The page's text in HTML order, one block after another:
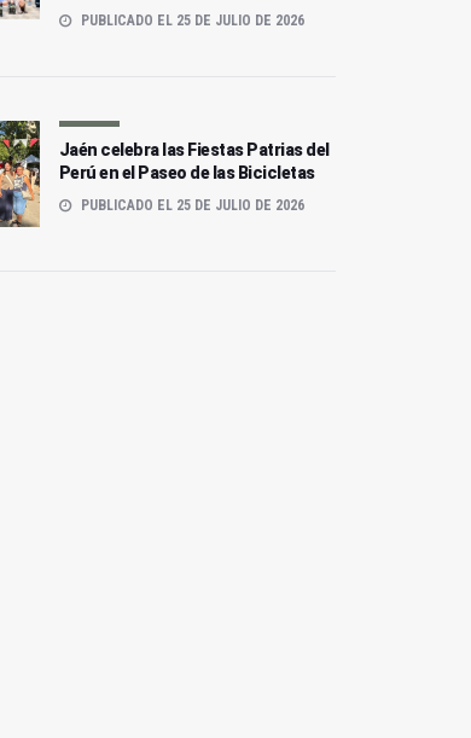
PUBLICADO EL 25 DE JULIO DE 2026
Jaén celebra las Fiestas Patrias del
Perú en el Paseo de las Bicicletas
PUBLICADO EL 25 DE JULIO DE 2026